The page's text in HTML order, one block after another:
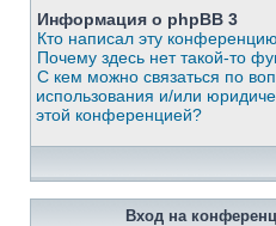
Информация о phpBB 3
Кто написал эту
Почему здесь нет такой-то
С кем можно связаться по
использования и/или
этой конференцией?
Вход на